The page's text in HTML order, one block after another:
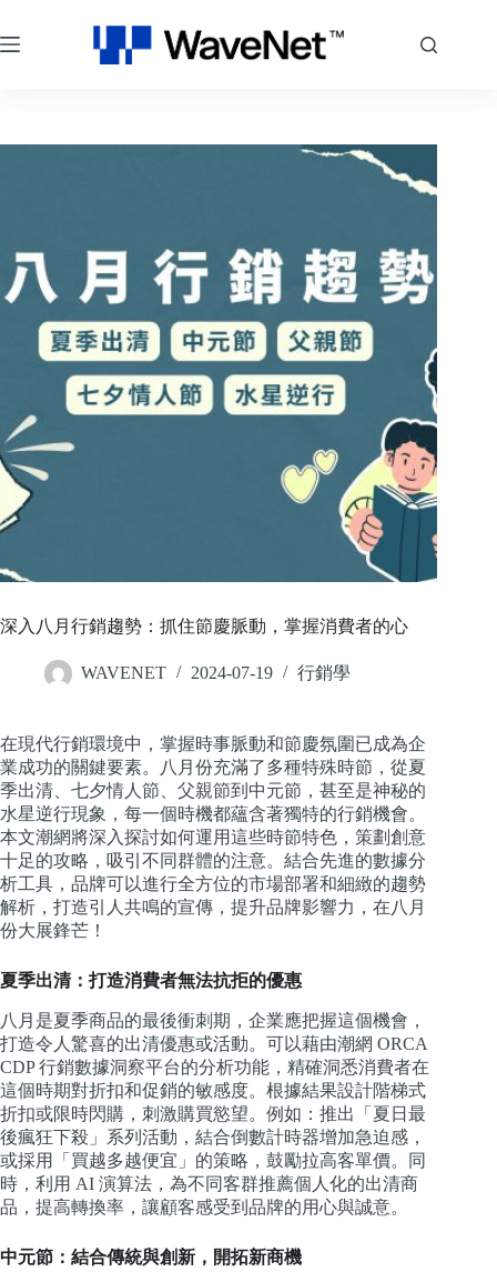
至
主
深入八月行銷趨勢：抓住節慶脈動，掌握消費者的心
WAVENET 2024-07-19 行銷學
在現代行銷環境中，掌握時事脈動和節慶氛圍已成為企
業成功的關鍵要素。八月份充滿了多種特殊時節，從夏
季出清、七夕情人節、父親節到中元節，甚至是神秘的
水星逆行現象，每一個時機都蘊含著獨特的行銷機會。
本文潮網將深入探討如何運用這些時節特色，策劃創意
十足的攻略，吸引不同群體的注意。結合先進的數據分
析工具，品牌可以進行全方位的市場部署和細緻的趨勢
解析，打造引人共鳴的宣傳，提升品牌影響力，在八月
份大展鋒芒！
夏季出清：打造消費者無法抗拒的優惠
八月是夏季商品的最後衝刺期，企業應把握這個機會，
打造令人驚喜的出清優惠或活動。可以藉由潮網 ORCA
CDP 行銷數據洞察平台的分析功能，精確洞悉消費者在
這個時期對折扣和促銷的敏感度。根據結果設計階梯式
折扣或限時閃購，刺激購買慾望。例如：推出「夏日最
後瘋狂下殺」系列活動，結合倒數計時器增加急迫感，
或採用「買越多越便宜」的策略，鼓勵拉高客單價。同
時，利用 AI 演算法，為不同客群推薦個人化的出清商
品，提高轉換率，​​讓顧客感受到品牌的用心與誠意。
中元節：結合傳統與創新，開拓新商機